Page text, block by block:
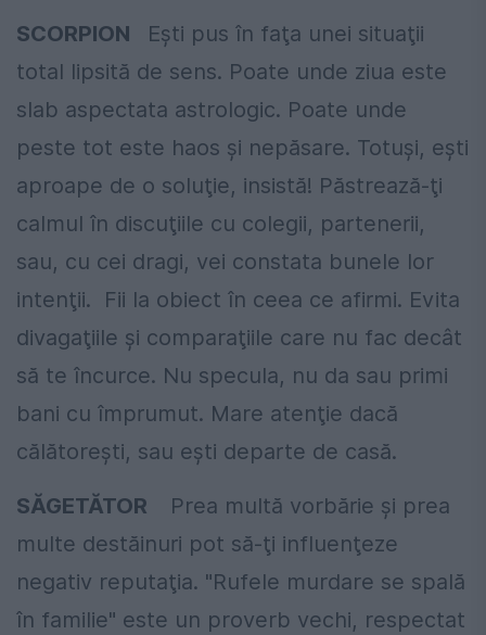
SCORPION
Eşti pus în faţa unei situaţii
total lipsită de sens. Poate unde ziua este
slab aspectata astrologic. Poate unde
peste tot este haos şi nepăsare. Totuşi, eşti
aproape de o soluţie, insistă! Păstrează-ţi
calmul în discuţiile cu colegii, partenerii,
sau, cu cei dragi, vei constata bunele lor
intenţii. Fii la obiect în ceea ce afirmi. Evita
divagaţiile şi comparaţiile care nu fac decât
să te încurce. Nu specula, nu da sau primi
bani cu împrumut. Mare atenţie dacă
călătoreşti, sau eşti departe de casă.
SĂGETĂTOR
Prea multă vorbărie şi prea
multe destăinuri pot să-ţi influenţeze
negativ reputaţia. "Rufele murdare se spală
în familie" este un proverb vechi, respectat